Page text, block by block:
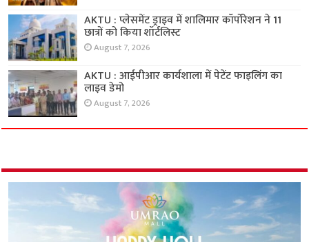
AKTU : प्लेसमेंट ड्राइव में शालिमार कॉर्पोरेशन ने 11
छात्रों को किया शॉर्टलिस्ट
August 7, 2026
AKTU : आईपीआर कार्यशाला में पेटेंट फाइलिंग का
लाइव डेमो
August 7, 2026